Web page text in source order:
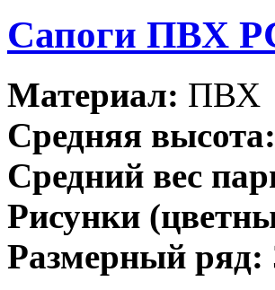
Сапоги ПВХ
Материал: ПВХ
Средняя высота:
Средний вес
Рисунки
Размерный ряд: